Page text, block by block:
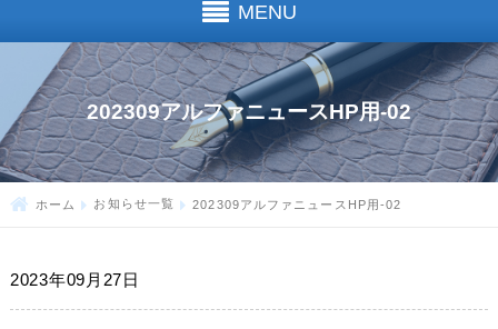
MENU
202309アルファニュースHP用-02
ホーム お知らせ一覧 202309アルファニュースHP用-02
2023年09月27日